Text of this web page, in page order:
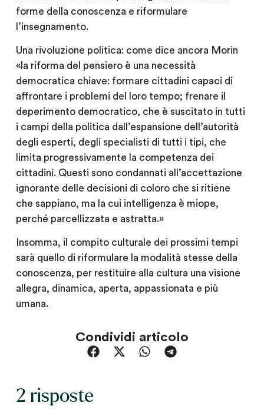
forme della conoscenza e riformulare
l’insegnamento.
Una rivoluzione politica: come dice ancora Morin
«la riforma del pensiero è una necessità
democratica chiave: formare cittadini capaci di
affrontare i problemi del loro tempo; frenare il
deperimento democratico, che è suscitato in tutti
i campi della politica dall’espansione dell’autorità
degli esperti, degli specialisti di tutti i tipi, che
limita progressivamente la competenza dei
cittadini. Questi sono condannati all’accettazione
ignorante delle decisioni di coloro che si ritiene
che sappiano, ma la cui intelligenza è miope,
perché parcellizzata e astratta.»
Insomma, il compito culturale dei prossimi tempi
sarà quello di riformulare la modalità stesse della
conoscenza, per restituire alla cultura una visione
allegra, dinamica, aperta, appassionata e più
umana.
Condividi articolo
2 risposte